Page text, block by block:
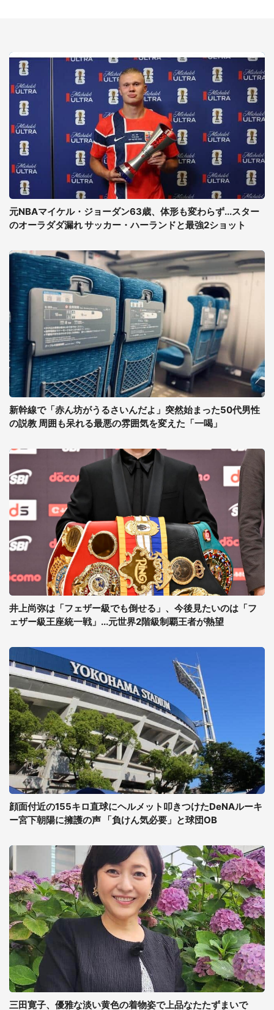
元NBAマイケル・ジョーダン63歳、体形も変わらず...スター
のオーラダダ漏れ サッカー・ハーランドと最強2ショット
新幹線で「赤ん坊がうるさいんだよ」突然始まった50代男性
の説教 周囲も呆れる最悪の雰囲気を変えた「一喝」
井上尚弥は「フェザー級でも倒せる」、今後見たいのは「フ
ェザー級王座統一戦」...元世界2階級制覇王者が熱望
顔面付近の155キロ直球にヘルメット叩きつけたDeNAルーキ
ー宮下朝陽に擁護の声 「負けん気必要」と球団OB
三田寛子、優雅な淡い黄色の着物姿で上品なたたずまいで